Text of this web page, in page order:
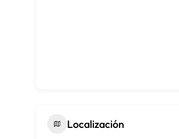
Localización